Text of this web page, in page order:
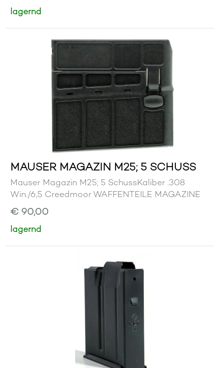
lagernd
MAUSER MAGAZIN M25; 5 SCHUSS
Mauser Magazin M25; 5 SchussKaliber .308
Win./6,5 Creedmoor WAFFENTEILE MAGAZINE
€ 90,00
lagernd